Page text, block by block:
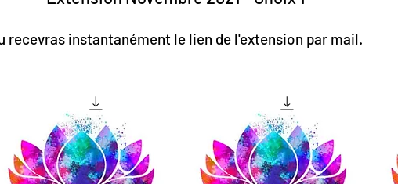
recevras instantanément le lien de l'extension par mail.